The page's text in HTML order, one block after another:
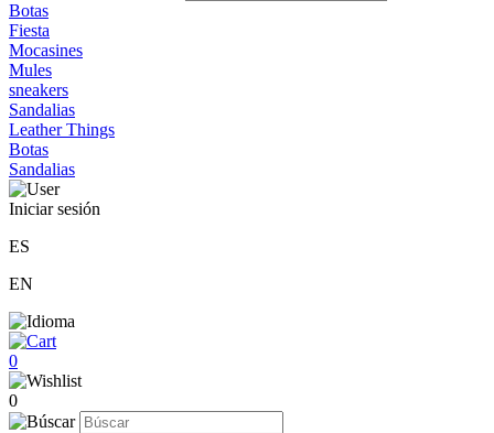
Botas
Fiesta
Mocasines
Mules
sneakers
Sandalias
Leather Things
Botas
Sandalias
Iniciar sesión
ES
EN
0
0